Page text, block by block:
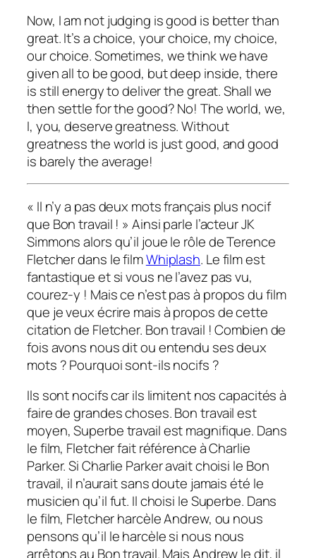
Now, I am not judging is good is better than
great. It’s a choice, your choice, my choice,
our choice. Sometimes, we think we have
given all to be good, but deep inside, there
is still energy to deliver the great. Shall we
then settle for the good? No! The world, we,
I, you, deserve greatness. Without
greatness the world is just good, and good
is barely the average!
« Il n’y a pas deux mots français plus nocif
que Bon travail ! » Ainsi parle l’acteur JK
Simmons alors qu’il joue le rôle de Terence
Fletcher dans le filmWhiplash. Le film est
fantastique et si vous ne l’avez pas vu,
courez-y ! Mais ce n’est pas à propos du film
que je veux écrire mais à propos de cette
citation de Fletcher. Bon travail ! Combien de
fois avons nous dit ou entendu ses deux
mots ? Pourquoi sont-ils nocifs ?
Ils sont nocifs car ils limitent nos capacités à
faire de grandes choses. Bon travail est
moyen, Superbe travail est magnifique. Dans
le film, Fletcher fait référence à Charlie
Parker. Si Charlie Parker avait choisi le Bon
travail, il n’aurait sans doute jamais été le
musicien qu’il fut. Il choisi le Superbe. Dans
le film, Fletcher harcèle Andrew, ou nous
pensons qu’il le harcèle si nous nous
arrêtons au Bon travail. Mais Andrew le dit, il